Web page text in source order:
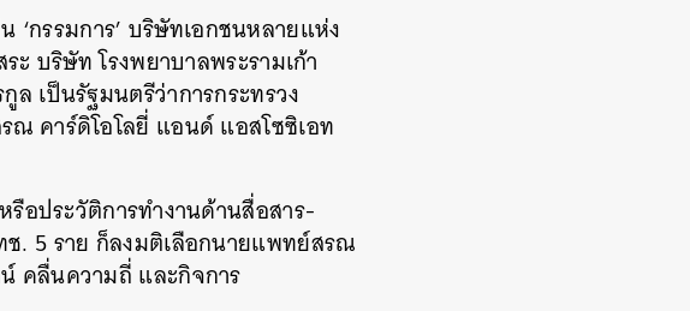
กรรมการ’ บริษัทเอกชนหลายแห่ง
บริษัท โรงพยาบาลพระรามเก้า
เป็นรัฐมนตรีว่าการกระทรวง
คาร์ดิโอโลยี่ แอนด์ แอสโซซิเอท
ประวัติการทำงานด้านสื่อสาร-
. 5 ราย ก็ลงมติเลือกนายแพทย์สรณ
คลื่นความถี่ และกิจการ